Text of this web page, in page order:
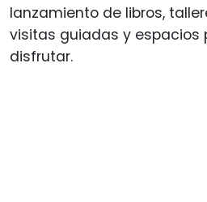
lanzamiento de libros,
visitas guiadas y espacios
disfrutar.